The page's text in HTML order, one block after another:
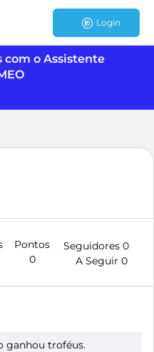
Login
com o Assistente
Pontos
0
Seguidores 0
A Seguir 0
ganhou troféus.